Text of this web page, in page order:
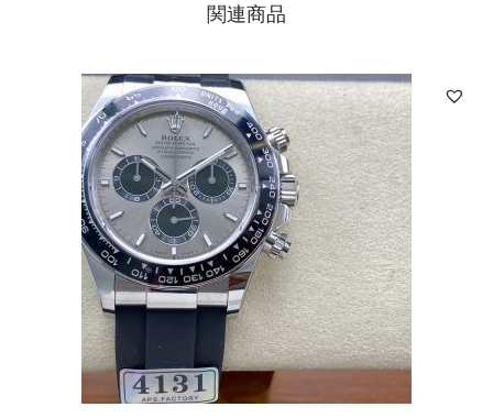
関連商品